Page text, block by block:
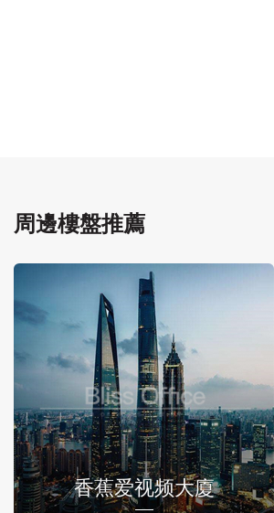
周邊樓盤推薦
香蕉爱视频大廈